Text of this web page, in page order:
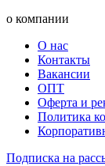
о компании
О нас
Контакты
Вакансии
ОПТ
Оферта и
Политика
Подписка на